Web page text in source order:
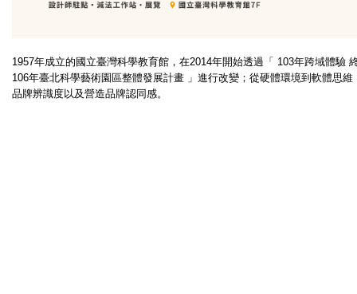
1957年成立的國立臺灣科學教育館，在2014年開始透過「 103年跨域體驗
106年臺北科學藝術園區整體發展計畫 」進行改變；從硬體環境到軟體思
品牌辨識度以及營造品牌認同感。